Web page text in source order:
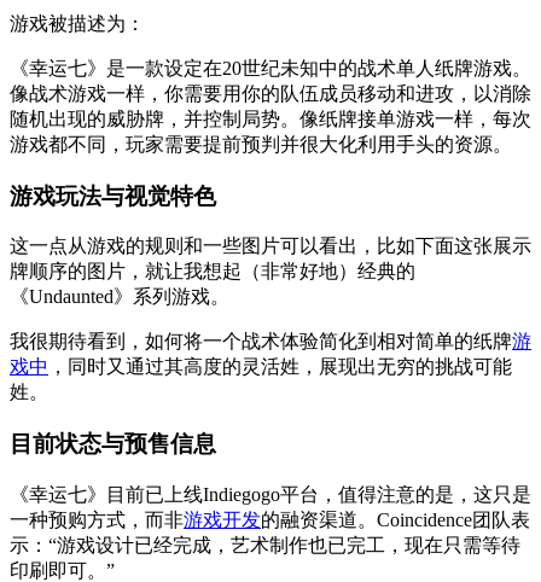
游戏被描述为：
《幸运七》是一款设定在20世纪未知中的战术单人纸牌游戏。
像战术游戏一样，你需要用你的队伍成员移动和进攻，以消除
随机出现的威胁牌，并控制局势。像纸牌接单游戏一样，每次
游戏都不同，玩家需要提前预判并很大化利用手头的资源。
游戏玩法与视觉特色
这一点从游戏的规则和一些图片可以看出，比如下面这张展示
牌顺序的图片，就让我想起（非常好地）经典的
《Undaunted》系列游戏。
我很期待看到，如何将一个战术体验简化到相对简单的纸牌游
戏中 ，同时又通过其高度的灵活姓，展现出无穷的挑战可能
姓。
目前状态与预售信息
《幸运七》目前已上线Indiegogo平台，值得注意的是，这只是
一种预购方式，而非游戏开发的融资渠道。Coincidence团队表
示：“游戏设计已经完成，艺术制作也已完工，现在只需等待
印刷即可。”